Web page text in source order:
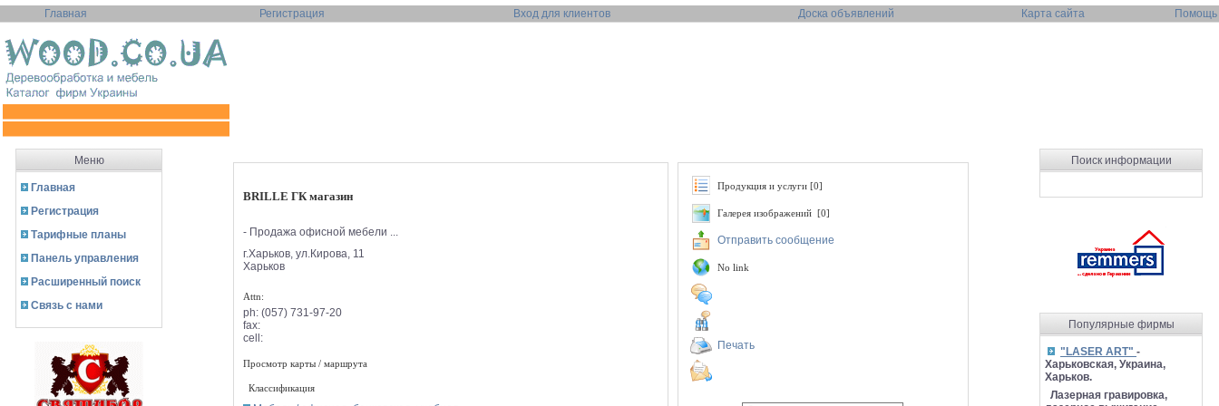
Главная Регистрация Вход для клиентов Доска объявлений Карта сайта Помощь
Меню
Главная
Регистрация
Тарифные планы
Панель управления
Расширенный поиск
Связь с нами
BRILLE ГК магазин
- Продажа офисной мебели ...
г.Харьков, ул.Кирова, 11
Харьков
Attn:
ph: (057) 731-97-20
fax:
cell:
Просмотр карты / маршрута
Классификация
Продукция и услуги [0]
Галерея изображений [0]
Отправить сообщение
No link
Печать
Поиск информации
Популярные фирмы
"LASER ART" -
Харьковская, Украина,
Харьков.
Лазерная гравировка,